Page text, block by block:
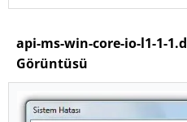
api-ms-win-core-io-l1-1-
Görüntüsü